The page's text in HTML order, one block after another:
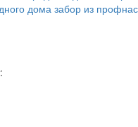
дома забор из